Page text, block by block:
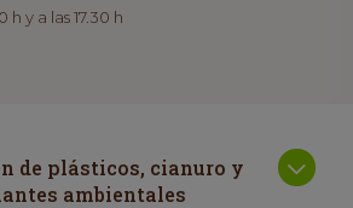
h y a las 17.30 h
de plásticos, cianuro y
ambientales